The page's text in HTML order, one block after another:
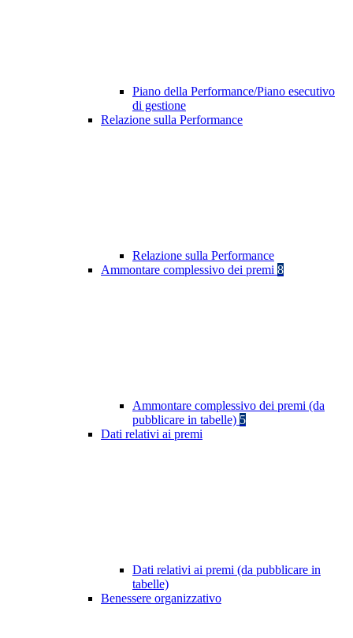
Piano della Performance/Piano esecutivo
di gestione
Relazione sulla Performance
Relazione sulla Performance
Ammontare complessivo dei premi 8
Ammontare complessivo dei premi (da
pubblicare in tabelle) 5
Dati relativi ai premi
Dati relativi ai premi (da pubblicare in
tabelle)
Benessere organizzativo